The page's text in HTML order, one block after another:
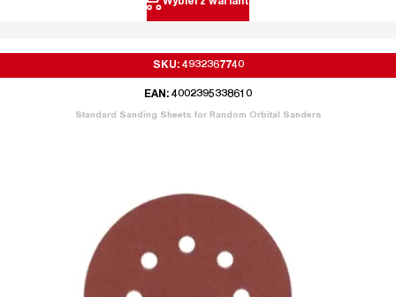
SKU: 4932367740
EAN: 4002395338610
Standard Sanding Sheets for Random Orbital Sanders